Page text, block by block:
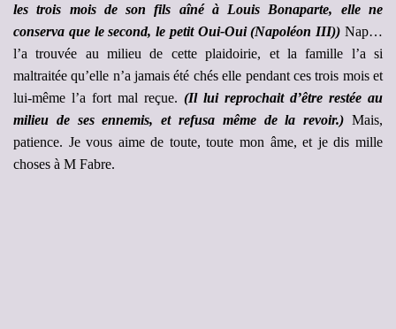
les trois mois de son fils aîné à Louis Bonaparte, elle ne
conserva que le second, le petit Oui-Oui (Napoléon III)) Nap…
l’a trouvée au milieu de cette plaidoirie, et la famille l’a si
maltraitée qu’elle n’a jamais été chés elle pendant ces trois mois et
lui-même l’a fort mal reçue. (Il lui reprochait d’être restée au
milieu de ses ennemis, et refusa même de la revoir.) Mais,
patience. Je vous aime de toute, toute mon âme, et je dis mille
choses à M Fabre.